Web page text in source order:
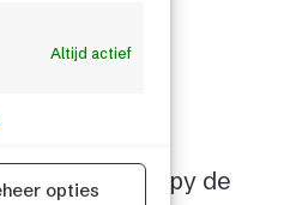
Altijd actief
opties
bieden Humpy de